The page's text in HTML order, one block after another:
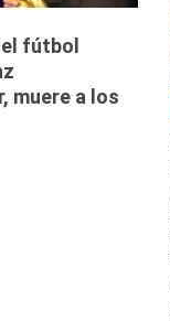
fútbol
muere a los